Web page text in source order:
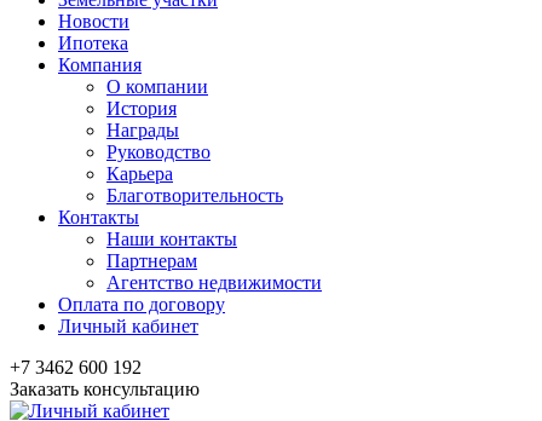
Новости
Ипотека
Компания
О компании
История
Награды
Руководство
Карьера
Благотворительность
Контакты
Наши контакты
Партнерам
Агентство недвижимости
Оплата по договору
Личный кабинет
+7 3462 600 192
Заказать консультацию